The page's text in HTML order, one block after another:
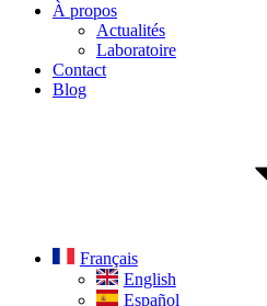
À propos
Actualités
Laboratoire
Contact
Blog
Français
English
Español